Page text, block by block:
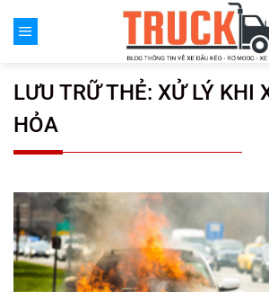
đến
LƯU TRỮ THẺ: XỬ LÝ KHI
HỎA